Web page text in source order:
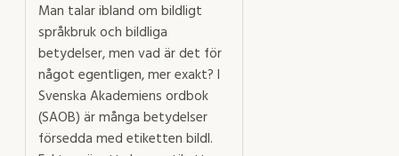
Man talar ibland om bildligt
språkbruk och bildliga
betydelser, men vad är det för
något egentligen, mer exakt? I
Svenska Akademiens ordbok
(SAOB) är många betydelser
försedda med etiketten bildl.